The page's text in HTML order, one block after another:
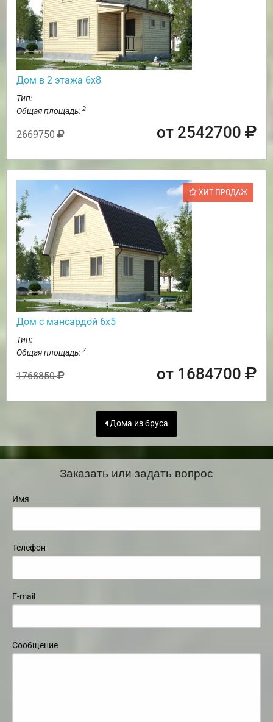
Дом в 2 этажа 6х8
Тип:
Общая площадь: 2
2669750 от 2542700
ХИТ ПРОДАЖ
Дом с мансардой 6х5
Тип:
Общая площадь: 2
1768850 от 1684700
Дома из бруса
Заказать или задать вопрос
Имя
Телефон
E-mail
Сообщение